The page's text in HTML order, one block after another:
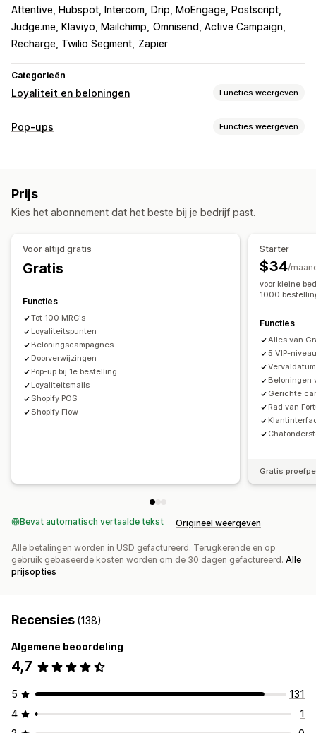
Attentive, Hubspot, Intercom
Drip, MoEngage, Postscript
Judge.me, Klaviyo, Mailchimp Omnisend, Active Campaign
Recharge, Twilio Segment Zapier
Categorieën
Loyaliteit en beloningen Functies weergeven
Soorten programma's
Beloningen die je kunt aanbieden
POS-beloningen
Gratis producten
Vroege toegang
Beloningen op maat
Pop-ups Functies weergeven
Banners
Prijs
Kies het abonnement dat het beste bij je bedrijf past.
Voor altijd gratis
Gratis
Functies
Tot 100 MRC's
Loyaliteitspunten
Beloningscampagnes
Doorverwijzingen
Pop-up bij 1e bestelling
Loyaliteitsmails
Shopify POS
Shopify Flow
Starter
$34/
voor kleine
1000
Functies
Alles van
5 VIP-
Beloningen
Gerichte
Rad van
Gratis
Bevat automatisch vertaalde tekst Origineel weergeven
Alle betalingen worden in USD gefactureerd. Terugkerende en op
gebruik gebaseerde kosten worden om de 30 dagen gefactureerd. Alle
prijsopties
Recensies (138)
Algemene beoordeling
4,7
5
131
4
1